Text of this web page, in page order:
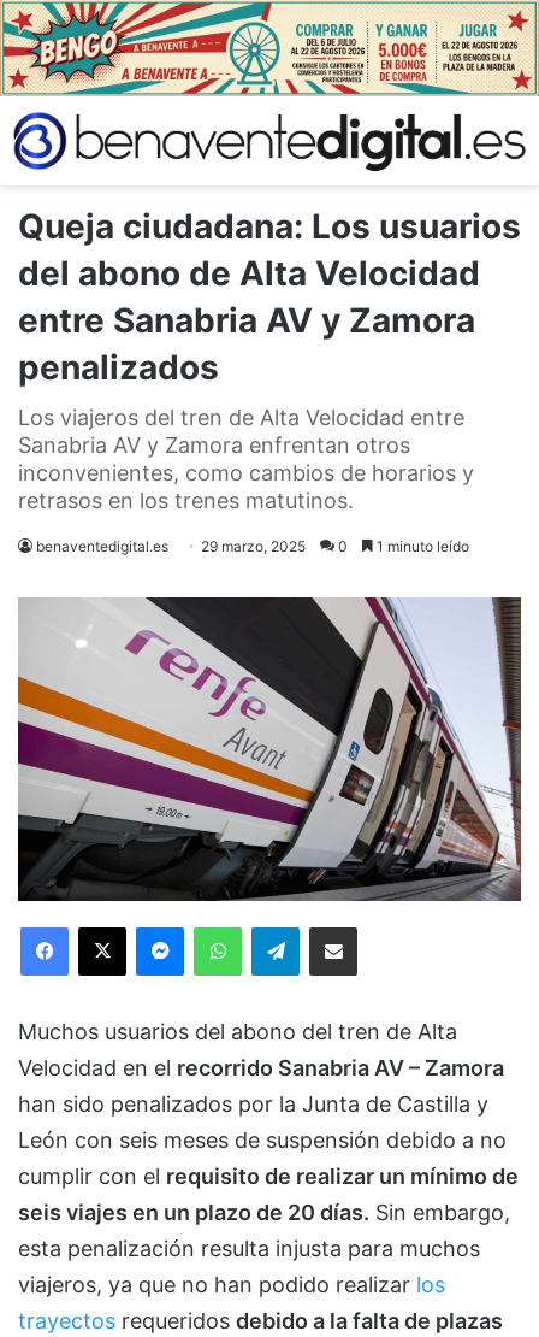
Queja ciudadana: Los usuarios
del abono de Alta Velocidad
entre Sanabria AV y Zamora
penalizados
Los viajeros del tren de Alta Velocidad entre
Sanabria AV y Zamora enfrentan otros
inconvenientes, como cambios de horarios y
retrasos en los trenes matutinos.
benaventedigital.es 29 marzo, 2025 0 1 minuto leído
Facebook
X MessengerWhatsAppTelegramCompartir via Email
Muchos usuarios del abono del tren de Alta
Velocidad en el recorrido Sanabria AV – Zamora
han sido penalizados por la Junta de Castilla y
León con seis meses de suspensión debido a no
cumplir con el requisito de realizar un mínimo de
seis viajes en un plazo de 20 días. Sin embargo,
esta penalización resulta injusta para muchos
viajeros, ya que no han podido realizar los
trayectos requeridos debido a la falta de plazas